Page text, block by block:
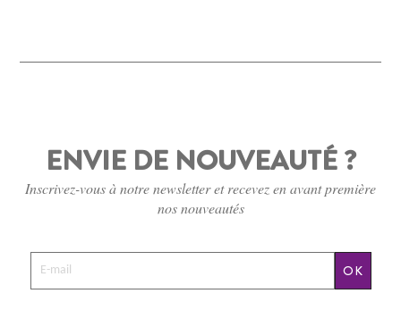
ENVIE DE NOUVEAUTÉ ?
Inscrivez-vous à notre newsletter et recevez en avant première
nos nouveautés
OK